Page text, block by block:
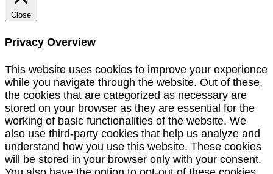
Close
Privacy Overview
This website uses cookies to improve your experience
while you navigate through the website. Out of these,
the cookies that are categorized as necessary are
stored on your browser as they are essential for the
working of basic functionalities of the website. We
also use third-party cookies that help us analyze and
understand how you use this website. These cookies
will be stored in your browser only with your consent.